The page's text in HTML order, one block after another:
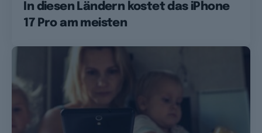
In diesen Ländern kostet das iPhone
17 Pro am meisten